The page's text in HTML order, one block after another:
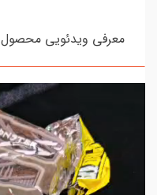
معرفی ویدئویی محصول